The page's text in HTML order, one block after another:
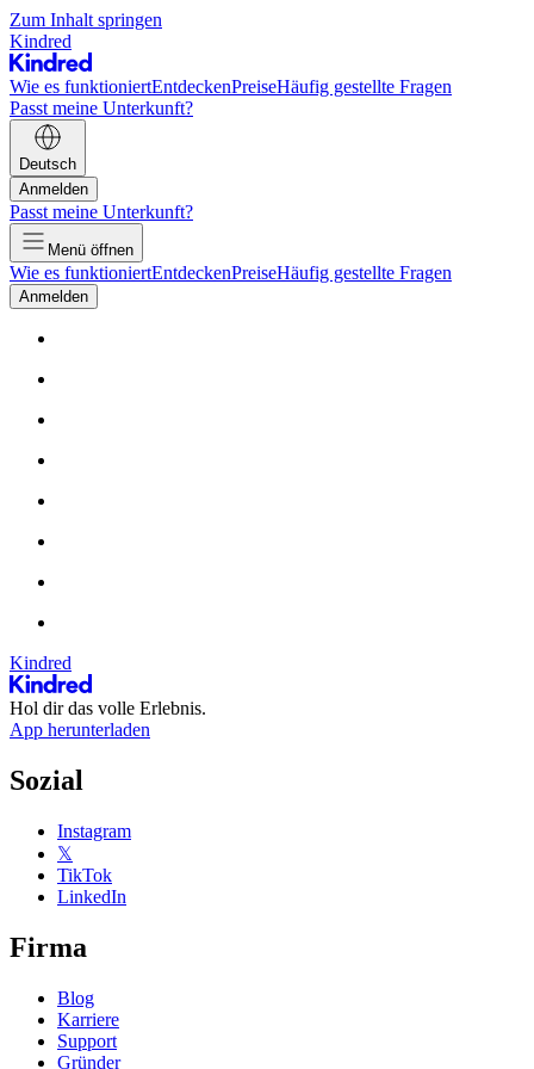
Zum Inhalt springen
Kindred
Wie es funktioniertEntdeckenPreiseHäufig gestellte Fragen
Passt meine Unterkunft?
Deutsch
Anmelden
Passt meine Unterkunft?
Menü öffnen
Wie es funktioniertEntdeckenPreiseHäufig gestellte Fragen
Anmelden
Kindred
Hol dir das volle Erlebnis.
App herunterladen
Sozial
Instagram
𝕏
TikTok
LinkedIn
Firma
Blog
Karriere
Support
Gründer